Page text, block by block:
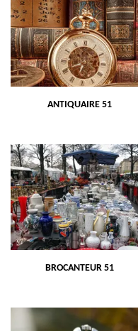
ANTIQUAIRE 51
BROCANTEUR 51